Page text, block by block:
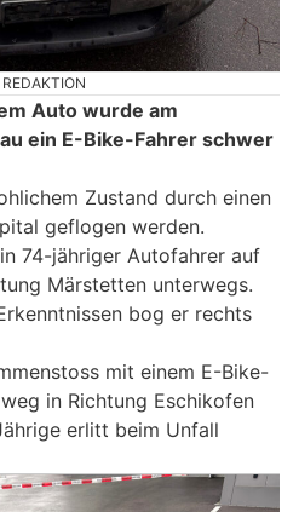
Auto wurde am
ein E-Bike-Fahrer schwer
Zustand durch einen
geflogen werden.
74-jähriger Autofahrer auf
Märstetten unterwegs.
bog er rechts
mit einem E-Bike-
in Richtung Eschikofen
erlitt beim Unfall